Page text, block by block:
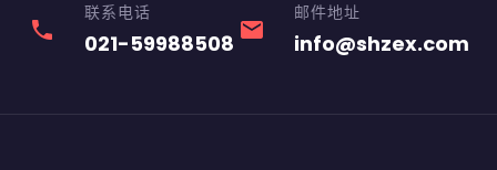
phone
联系电话
021-59988508 email
邮件地址
info@shzex.com